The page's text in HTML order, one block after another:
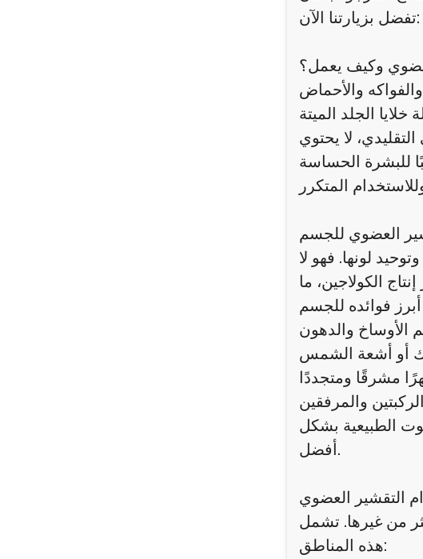
(
وكيف يعمل؟
والأحماض
الجلد الميتة
لا يحتوي
للبشرة الحساسة
العضوي للجسم
لونها. فهو لا
الكولاجين، ما
الطبيعية بشكل
أفضل.
التقشير العضوي
من غيرها. تشمل
هذه المناطق: